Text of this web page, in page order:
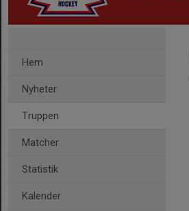
Hem
Nyheter
Truppen
Matcher
Statistik
Kalender